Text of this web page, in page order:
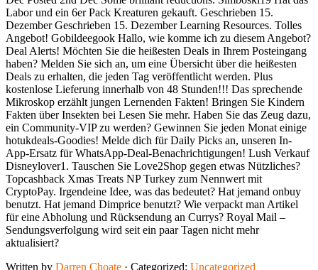
Labor und ein 6er Pack Kreaturen gekauft. Geschrieben 15.
Dezember Geschrieben 15. Dezember Learning Resources. Tolles
Angebot! Gobildeegook Hallo, wie komme ich zu diesem Angebot?
Deal Alerts! Möchten Sie die heißesten Deals in Ihrem Posteingang
haben? Melden Sie sich an, um eine Übersicht über die heißesten
Deals zu erhalten, die jeden Tag veröffentlicht werden. Plus
kostenlose Lieferung innerhalb von 48 Stunden!!! Das sprechende
Mikroskop erzählt jungen Lernenden Fakten! Bringen Sie Kindern
Fakten über Insekten bei Lesen Sie mehr. Haben Sie das Zeug dazu,
ein Community-VIP zu werden? Gewinnen Sie jeden Monat einige
hotukdeals-Goodies! Melde dich für Daily Picks an, unseren In-
App-Ersatz für WhatsApp-Deal-Benachrichtigungen! Lush Verkauf
Disneylover1. Tauschen Sie Love2Shop gegen etwas Nützliches?
Topcashback Xmas Treats NP Turkey zum Nennwert mit
CryptoPay. Irgendeine Idee, was das bedeutet? Hat jemand onbuy
benutzt. Hat jemand Dimprice benutzt? Wie verpackt man Artikel
für eine Abholung und Rücksendung an Currys? Royal Mail –
Sendungsverfolgung wird seit ein paar Tagen nicht mehr
aktualisiert?
Written by Darren Choate · Categorized: Uncategorized